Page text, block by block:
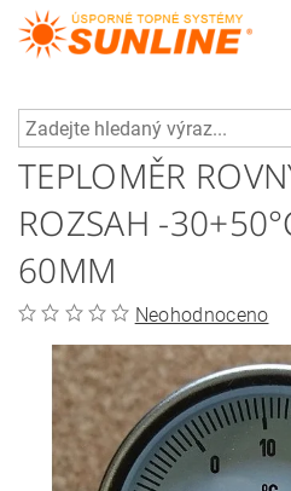
TEPLOMĚR
ROZSAH -
60MM
Neohodnoceno